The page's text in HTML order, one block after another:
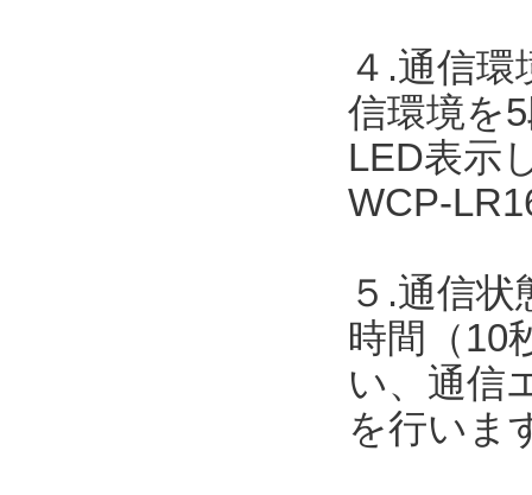
４.通信
信環境を
LED表示
WCP-
５.通信
時間（10
い、通信
を行いま